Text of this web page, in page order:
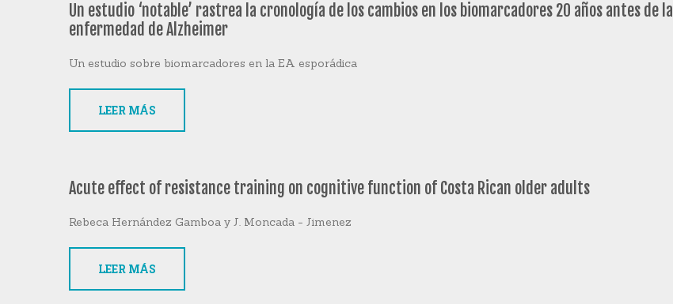
Un estudio ‘notable’ rastrea la cronología de los cambios en los biomarcadores 20 años antes de la
enfermedad de Alzheimer
Un estudio sobre biomarcadores en la EA esporádica
LEER MÁS
Acute effect of resistance training on cognitive function of Costa Rican older adults
Rebeca Hernández Gamboa y J. Moncada - Jimenez
LEER MÁS